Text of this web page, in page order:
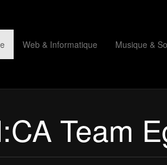
Web & Informatique Musique &
Team